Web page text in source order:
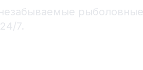
рыболовные
7.